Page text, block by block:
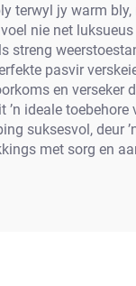
terwyl jy warm
nie net
streng
pasvir
en
’n ideale
suksesvol, deur
met sorg en